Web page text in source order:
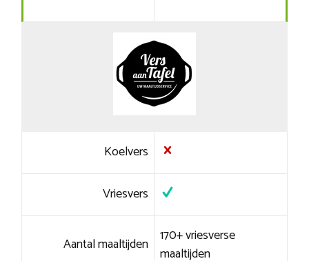
Koelvers
Vriesvers
Aantal maaltijden 170+ vriesverse
maaltijden